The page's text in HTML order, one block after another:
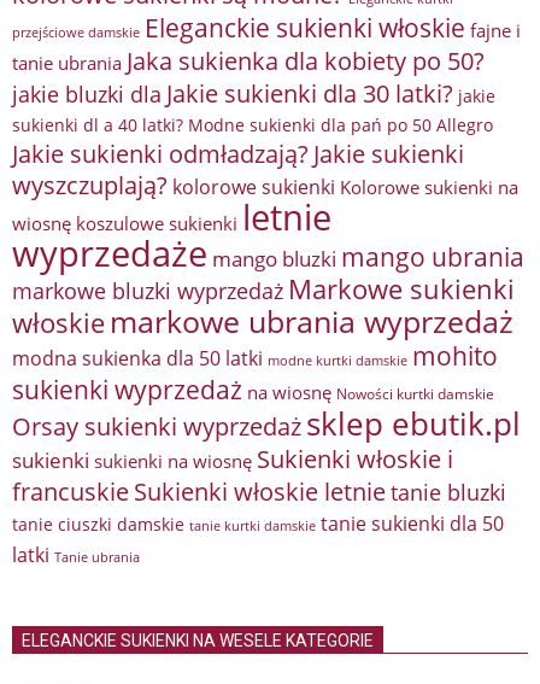
przejściowe damskie Eleganckie sukienki włoskie fajne i
tanie ubrania Jaka sukienka dla kobiety po 50?
jakie bluzki dla Jakie sukienki dla 30 latki? jakie
sukienki dl a 40 latki? Modne sukienki dla pań po 50 Allegro
Jakie sukienki odmładzają? Jakie sukienki
wyszczuplają? kolorowe sukienki Kolorowe sukienki na
wiosnę koszulowe sukienki letnie
wyprzedaże mango bluzki mango ubrania
markowe bluzki wyprzedaż Markowe sukienki
włoskie markowe ubrania wyprzedaż
modna sukienka dla 50 latki modne kurtki damskie mohito
sukienki wyprzedaż na wiosnę Nowości kurtki damskie
Orsay sukienki wyprzedażsklep ebutik.pl
sukienki sukienki na wiosnę Sukienki włoskie i
francuskieSukienki włoskie letnietanie bluzki
tanie ciuszki damskie tanie kurtki damskie tanie sukienki dla 50
latki Tanie ubrania
ELEGANCKIE SUKIENKI NA WESELE KATEGORIE